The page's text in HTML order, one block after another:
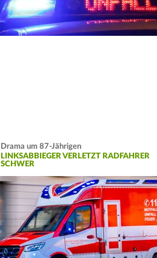
Drama um 87-Jährigen
LINKSABBIEGER VERLETZT RADFAHRER
SCHWER